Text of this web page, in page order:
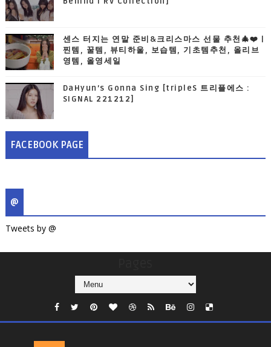
센스 터지는 연말 준비&크리스마스 선물 추천🎄❤️ |
찐템, 꿀템, 뷰티하울, 보습템, 기초템추천, 올리브
영템, 올영세일
DaHyun’s Gonna Sing [tripleS 트리플에스 :
SIGNAL 221212]
FACEBOOK PAGE
@
Tweets by @